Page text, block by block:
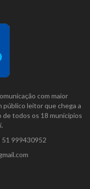
com maior
público leitor que chega a
de todos os 18 municípios
51 999430952